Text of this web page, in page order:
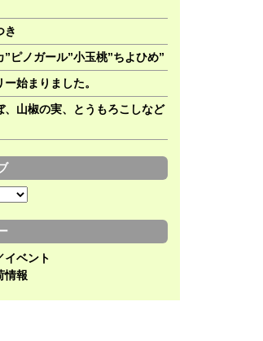
”ピノガール”小玉桃”ちよひめ”
始まりました。
、山椒の実、とうもろこしなど
イベント
情報